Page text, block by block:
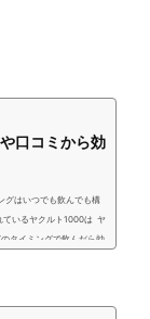
口コミから効
グはいつでも飲んでも構
ているヤクルト1000は ヤ
タイミングで飲んだら効